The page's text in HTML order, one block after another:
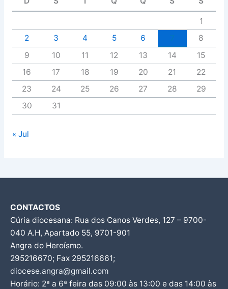
1
2
3 4 5 6
8
9
10 11 12 13 14
15
16
17 18 19 20 21
22
23
24 25 26 27 28
29
30
31
« Jul
CONTACTOS
Cúria diocesana: Rua dos Canos Verdes, 127 – 9700-
040 A.H, Apartado 55, 9701-901
Angra do Heroísmo.
295216670; Fax 295216661;
diocese.angra@gmail.com
Horário: 2ª a 6ª feira das 09:00 às 13:00 e das 14:00 às